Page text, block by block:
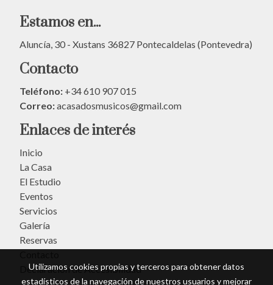
Estamos en...
Aluncía, 30 - Xustans 36827 Pontecaldelas (Pontevedra)
Contacto
Teléfono: +34 610 907 015
Correo:acasadosmusicos@gmail.com
Enlaces de interés
Inicio
La Casa
El Estudio
Eventos
Servicios
Galería
Reservas
Declaración de Accesibilidad
Utilizamos cookies propias y terceros para obtener datos
estadísticos de la navegación de nuestros usuarios y mejorar